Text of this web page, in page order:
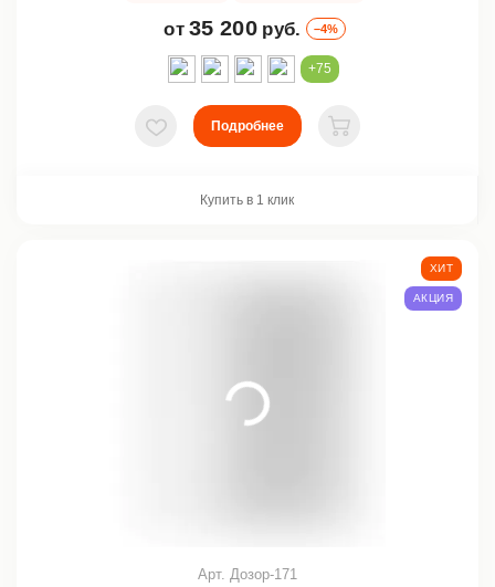
от 35 200 руб. –4%
+75
В избранное
Подробнее
В корзину
Купить в 1 клик
Арт. Дозор-171
ХИТ
АКЦИЯ